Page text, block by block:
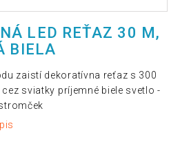
LED REŤAZ 30 M,
BIELA
zaistí dekoratívna reťaz s 300
sviatky príjemné biele svetlo -